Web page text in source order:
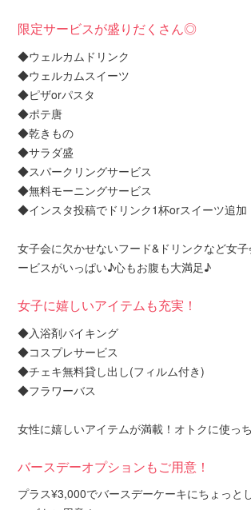
限定サービスが盛りだくさん◎
◆ウェルカムドリンク
◆ウェルカムスイーツ
◆ピザorパスタ
◆ポテ唐
◆乾きもの
◆サラダ盛
◆スパークリングサービス
◆無料モーニングサービス
◆インスタ投稿でドリンク1杯orスイーツ追加
女子会に欠かせないフード&ドリンクなど女
ービスがいっぱい♪心もお腹も大満足♪
女子に嬉しいアイテムも充実！
◆入浴剤バイキング
◆コスプレサービス
◆チェキ無料貸し出し(フィルム付き)
◆フラワーバス
女性に嬉しいアイテムが満載！オトクに使っ
バースデーオプションもご用意！
プラス¥3,000でバースデーケーキにちょっと